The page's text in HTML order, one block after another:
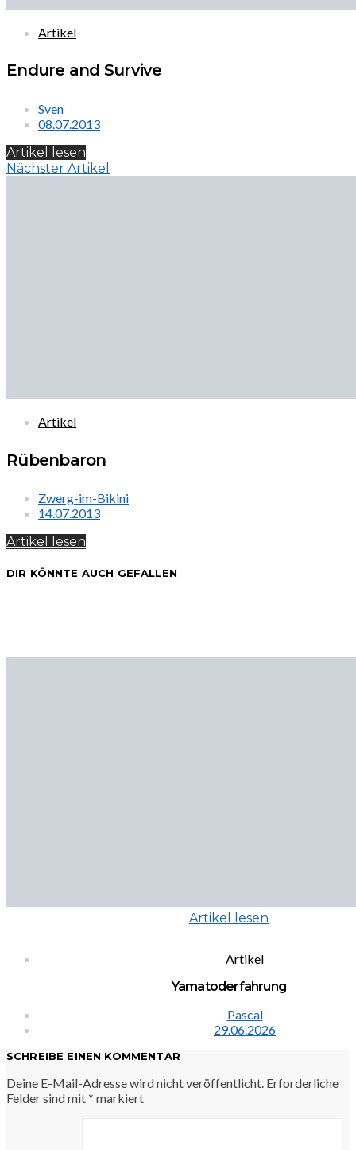
Artikel
Endure and Survive
Sven
08.07.2013
Artikel lesen
Nächster Artikel
Artikel
Rübenbaron
Zwerg-im-Bikini
14.07.2013
Artikel lesen
DIR KÖNNTE AUCH GEFALLEN
Artikel lesen
Artikel
Yamatoderfahrung
Pascal
29.06.2026
SCHREIBE EINEN KOMMENTAR
Deine E-Mail-Adresse wird nicht veröffentlicht. Erforderliche
Felder sind mit* markiert